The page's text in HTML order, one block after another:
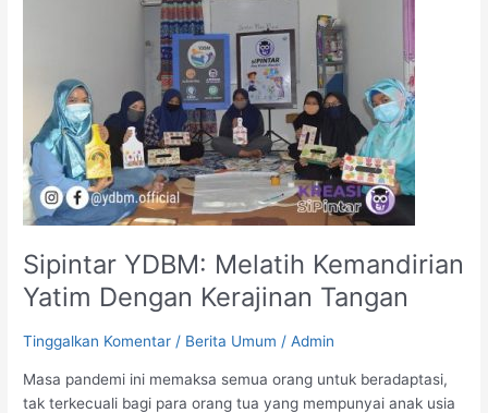
Sipintar YDBM: Melatih Kemandirian
Yatim Dengan Kerajinan Tangan
Tinggalkan Komentar / Berita Umum /Admin
Masa pandemi ini memaksa semua orang untuk beradaptasi,
tak terkecuali bagi para orang tua yang mempunyai anak usia